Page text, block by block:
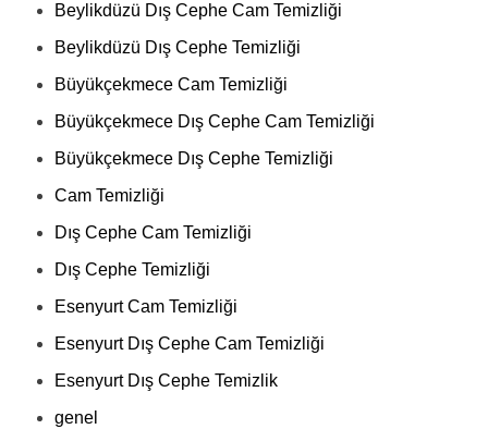
Beylikdüzü Dış Cephe Cam Temizliği
Beylikdüzü Dış Cephe Temizliği
Büyükçekmece Cam Temizliği
Büyükçekmece Dış Cephe Cam Temizliği
Büyükçekmece Dış Cephe Temizliği
Cam Temizliği
Dış Cephe Cam Temizliği
Dış Cephe Temizliği
Esenyurt Cam Temizliği
Esenyurt Dış Cephe Cam Temizliği
Esenyurt Dış Cephe Temizlik
genel